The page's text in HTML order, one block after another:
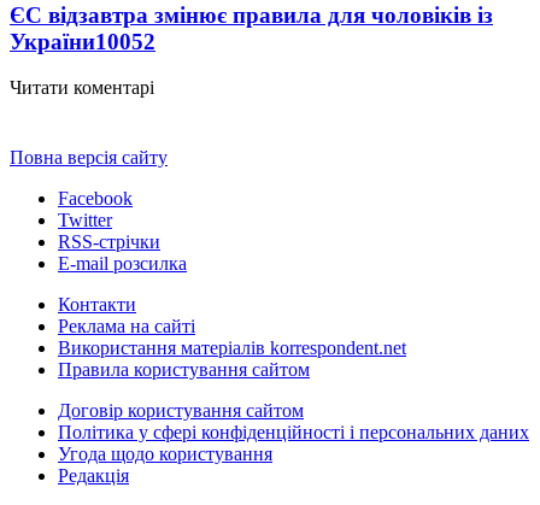
ЄС відзавтра змінює правила для чоловіків із
України10052
Читати коментарі
Повна версія сайту
Facebook
Twitter
RSS-стрічки
E-mail розсилка
Контакти
Реклама на сайті
Використання матеріалів korrespondent.net
Правила користування сайтом
Договір користування сайтом
Політика у сфері конфіденційності і персональних даних
Угода щодо користування
Редакція